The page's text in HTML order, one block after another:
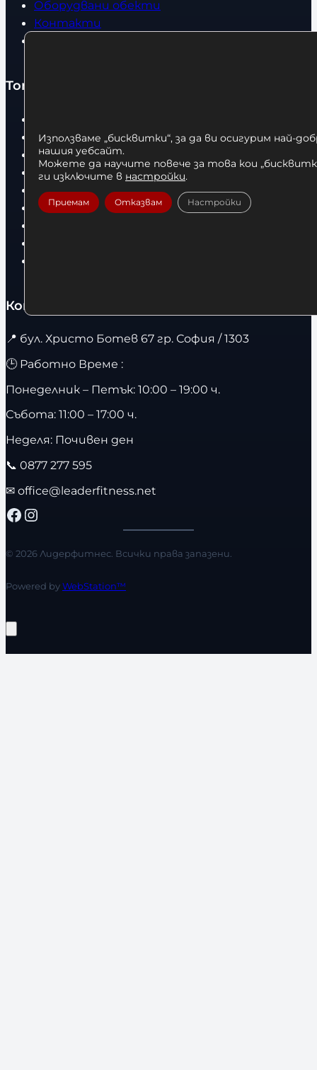
Оборудвани обекти
Контакти
Топ категории
Боксови чували
Боксови ръкавици
Дрехи
Детски дрехи
Суичъри
Контакти
📍 бул. Христо Ботев 67 гр. София / 1303
🕒 Работно Време :
Понеделник – Петък: 10:00 – 19:00 ч.
Събота: 11:00 – 17:00 ч.
Неделя: Почивен ден
📞 0877 277 595
✉ office@leaderfitness.net
Facebook Instagram
© 2026 Лидерфитнес. Всички права запазени.
Powered byWebStation™
Използваме „бисквитки“, за да ви осигурим най-
нашия уебсайт.
Можете да научите повече за това кои
ги изключите в настройки.
Приемам Отказвам Настройки